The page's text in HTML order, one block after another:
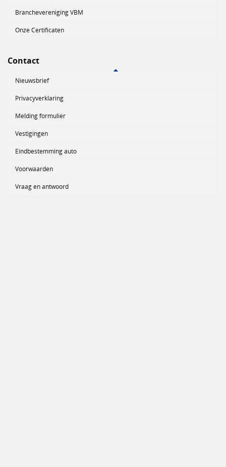
Branchevereniging VBM
Onze Certificaten
Contact
Nieuwsbrief
Privacyverklaring
Melding formulier
Vestigingen
Eindbestemming auto
Voorwaarden
Vraag en antwoord